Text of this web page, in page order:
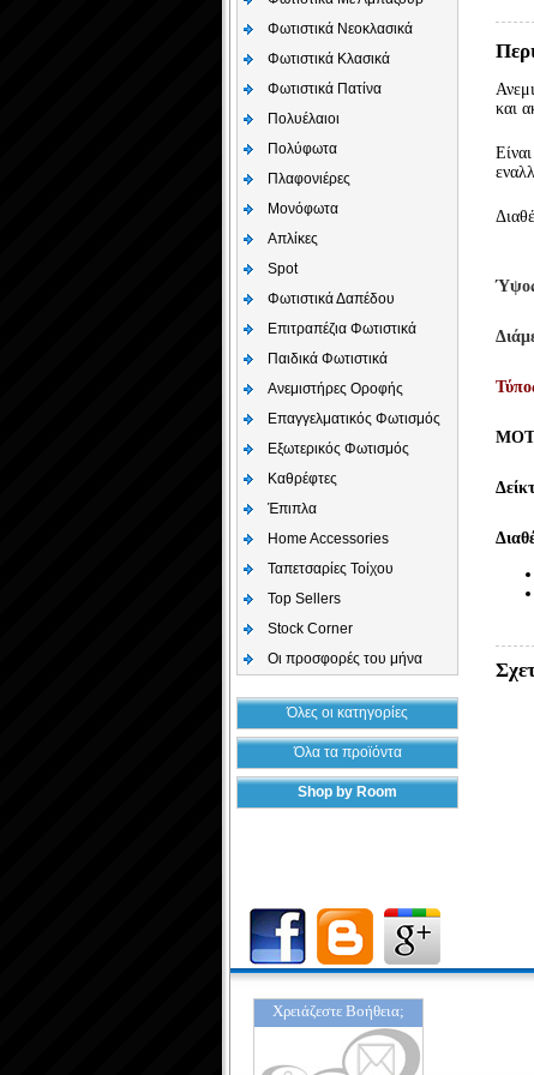
Φωτιστικά Νεοκλασικά
Φωτιστικά Κλασικά
Φωτιστικά Πατίνα
Πολυέλαιοι
Πολύφωτα
Πλαφονιέρες
Μονόφωτα
Απλίκες
Spot
Φωτιστικά Δαπέδου
Επιτραπέζια Φωτιστικά
Παιδικά Φωτιστικά
Aνεμιστήρες Οροφής
Επαγγελματικός Φωτισμός
Εξωτερικός Φωτισμός
Καθρέφτες
Έπιπλα
Home Accessories
Ταπετσαρίες Τοίχου
Top Sellers
Stock Corner
Οι προσφορές του μήνα
Όλες οι κατηγορίες
Όλα τα προϊόντα
Shop by Room
και
Χρειάζεστε Βοήθεια;